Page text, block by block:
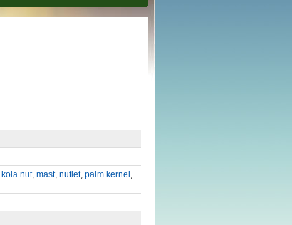
kola nut, mast, nutlet, palm kernel ,